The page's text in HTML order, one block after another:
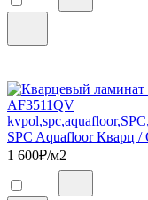
SPC Aquafloor Кварц /
1 600₽/м2